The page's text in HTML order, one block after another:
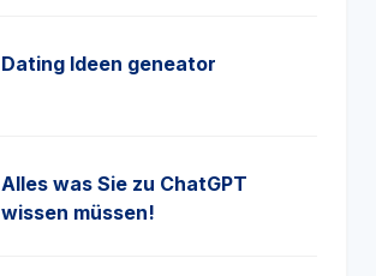
Dating Ideen geneator
Alles was Sie zu ChatGPT
wissen müssen!